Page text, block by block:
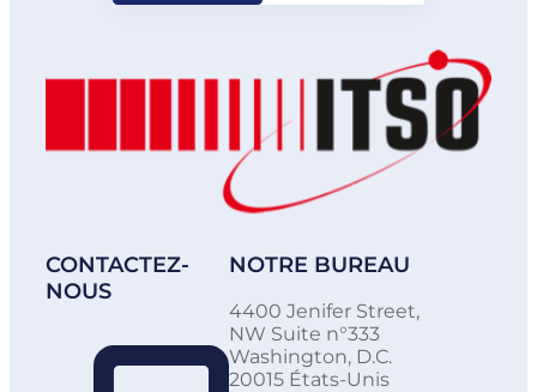
CONTACTEZ-
NOUS
NOTRE BUREAU
4400 Jenifer Street,
NW Suite n°333
Washington, D.C.
20015 États-Unis